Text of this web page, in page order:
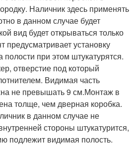
Наличник здесь применять
в данном случае будет
вид будет открываться только
предусматривает установку
полости при этом штукатурятся.
отверстие под который
Видимая часть
не превышать 9 см.Монтаж в
толще, чем дверная коробка.
в данном случае не
стороны штукатурится,
подлежит видимая полость.